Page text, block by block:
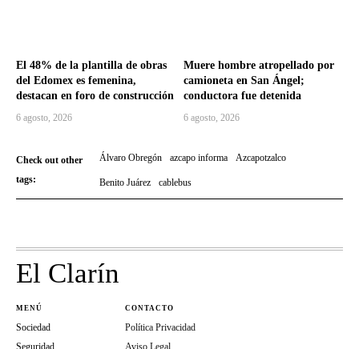
El 48% de la plantilla de obras
del Edomex es femenina,
destacan en foro de construcción
6 agosto, 2026
Muere hombre atropellado por
camioneta en San Ángel;
conductora fue detenida
6 agosto, 2026
Check out other
tags:
Álvaro Obregón azcapo informa Azcapotzalco
Benito Juárez cablebus
El Clarín
MENÚ
Sociedad
Seguridad
CONTACTO
Política Privacidad
Aviso Legal